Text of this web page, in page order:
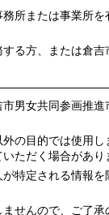
所または事業所を
る方、または倉吉
男女共同参画推
の目的では使用し
ただく場合があり
特定される情報
せんので、ご了承